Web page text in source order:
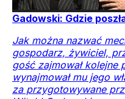
Gadowski: Gdzie
Jak można nazwać
gospodarz, żywiciel,
gość zajmował kolejne
wynajmował mu jego
za przygotowywane